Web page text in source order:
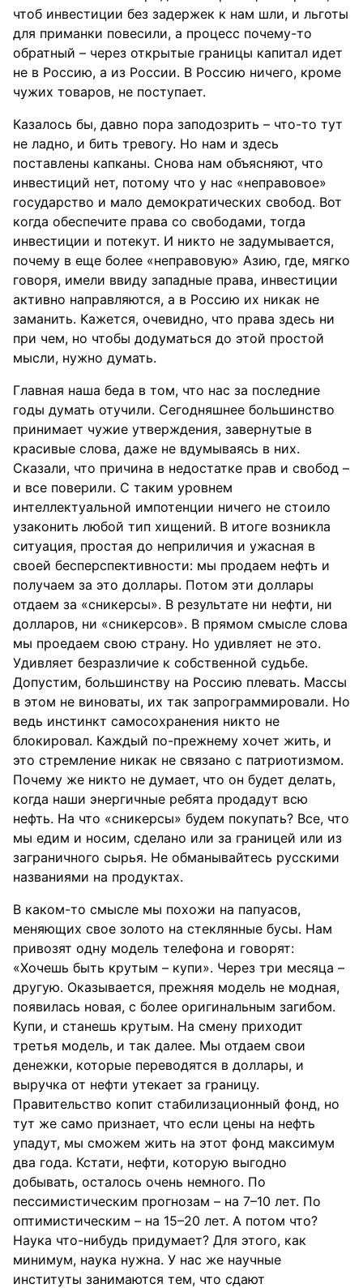
чтоб инвестиции без задержек к нам шли, и льготы
для приманки повесили, а процесс почему-то
обратный – через открытые границы капитал идет
не в Россию, а из России. В Россию ничего, кроме
чужих товаров, не поступает.
Казалось бы, давно пора заподозрить – что-то тут
не ладно, и бить тревогу. Но нам и здесь
поставлены капканы. Снова нам объясняют, что
инвестиций нет, потому что у нас «неправовое»
государство и мало демократических свобод. Вот
когда обеспечите права со свободами, тогда
инвестиции и потекут. И никто не задумывается,
почему в еще более «неправовую» Азию, где, мягко
говоря, имели ввиду западные права, инвестиции
активно направляются, а в Россию их никак не
заманить. Кажется, очевидно, что права здесь ни
при чем, но чтобы додуматься до этой простой
мысли, нужно думать.
Главная наша беда в том, что нас за последние
годы думать отучили. Сегодняшнее большинство
принимает чужие утверждения, завернутые в
красивые слова, даже не вдумываясь в них.
Сказали, что причина в недостатке прав и свобод –
и все поверили. С таким уровнем
интеллектуальной импотенции ничего не стоило
узаконить любой тип хищений. В итоге возникла
ситуация, простая до неприличия и ужасная в
своей бесперспективности: мы продаем нефть и
получаем за это доллары. Потом эти доллары
отдаем за «сникерсы». В результате ни нефти, ни
долларов, ни «сникерсов». В прямом смысле слова
мы проедаем свою страну. Но удивляет не это.
Удивляет безразличие к собственной судьбе.
Допустим, большинству на Россию плевать. Массы
в этом не виноваты, их так запрограммировали. Но
ведь инстинкт самосохранения никто не
блокировал. Каждый по-прежнему хочет жить, и
это стремление никак не связано с патриотизмом.
Почему же никто не думает, что он будет делать,
когда наши энергичные ребята продадут всю
нефть. На что «сникерсы» будем покупать? Все, что
мы едим и носим, сделано или за границей или из
заграничного сырья. Не обманывайтесь русскими
названиями на продуктах.
В каком-то смысле мы похожи на папуасов,
меняющих свое золото на стеклянные бусы. Нам
привозят одну модель телефона и говорят:
«Хочешь быть крутым – купи». Через три месяца –
другую. Оказывается, прежняя модель не модная,
появилась новая, с более оригинальным загибом.
Купи, и станешь крутым. На смену приходит
третья модель, и так далее. Мы отдаем свои
денежки, которые переводятся в доллары, и
выручка от нефти утекает за границу.
Правительство копит стабилизационный фонд, но
тут же само признает, что если цены на нефть
упадут, мы сможем жить на этот фонд максимум
два года. Кстати, нефти, которую выгодно
добывать, осталось очень немного. По
пессимистическим прогнозам – на 7–10 лет. По
оптимистическим – на 15–20 лет. А потом что?
Наука что-нибудь придумает? Для этого, как
минимум, наука нужна. У нас же научные
институты занимаются тем, что сдают